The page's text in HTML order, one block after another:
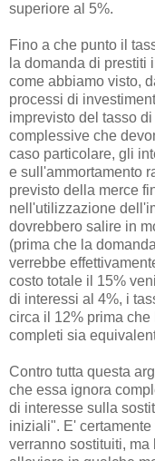
superiore al 5%.
Fino a che punto il
la domanda di prestiti
come abbiamo visto,
processi di
imprevisto del tasso
complessive che
caso particolare, gli
e sull'ammortamento
previsto della merce
nell'utilizzazione
dovrebbero salire in
(prima che la
verrebbe
costo totale il 15%
di interessi al 4%, i
circa il 12% prima
completi sia
Contro tutta questa
che essa ignora
di interesse sulla
iniziali". E'
verranno sostituiti,